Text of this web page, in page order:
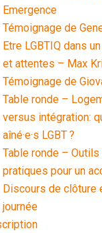
Emergence
Témoignage de
Etre LGBTIQ dans
et attentes – Max
Témoignage de
Table ronde –
versus intégration:
aîné·e·s LGBT ?
Table ronde –
pratiques pour un
Discours de clôture
journée